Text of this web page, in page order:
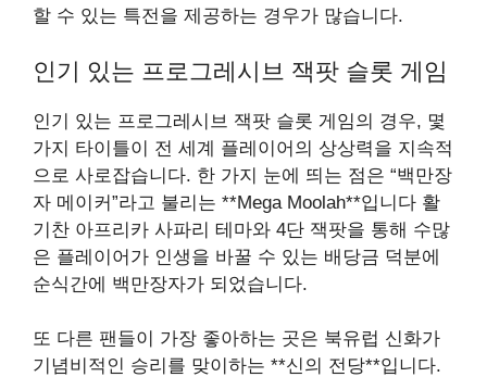
할 수 있는 특전을 제공하는 경우가 많습니다.
인기 있는 프로그레시브 잭팟 슬롯 게임
인기 있는 프로그레시브 잭팟 슬롯 게임의 경우, 몇
가지 타이틀이 전 세계 플레이어의 상상력을 지속적
으로 사로잡습니다. 한 가지 눈에 띄는 점은 “백만장
자 메이커”라고 불리는 **Mega Moolah**입니다 활
기찬 아프리카 사파리 테마와 4단 잭팟을 통해 수많
은 플레이어가 인생을 바꿀 수 있는 배당금 덕분에
순식간에 백만장자가 되었습니다.
또 다른 팬들이 가장 좋아하는 곳은 북유럽 신화가
기념비적인 승리를 맞이하는 **신의 전당**입니다.